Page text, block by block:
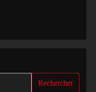
Rechercher